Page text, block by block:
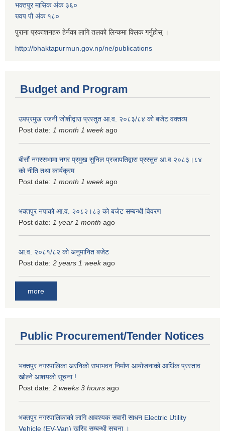
भक्तपुर मासिक अंक ३६०
ख्वप पौ अंक १८०
पुराना प्रकाशनहरु हेर्नका लागि तलको लिन्कमा क्लिक गर्नुहोस् ।
http://bhaktapurmun.gov.np/ne/publications
Budget and Program
उपप्रमुख रजनी जोशीद्वारा प्रस्तुत आ.व. २०८३/८४ को बजेट वक्तव्य
Post date: 1 month 1 weekago
बीसौं नगरसभामा नगर प्रमुख सुनिल प्रजापतिद्वारा प्रस्तुत आ.व‍ २०८३।८४
को नीति तथा कार्यक्रम
Post date: 1 month 1 weekago
भक्तपुर नपाको आ.व. २०८२।८३ को बजेट सम्बन्धी विवरण
Post date: 1 year 1 month ago
आ.व. २०८१/८२ को अनुमानित बजेट
Post date: 2 years 1 weekago
more
Public Procurement/Tender Notices
भक्तपुर नगरपालिका अरनिको सभाभवन निर्माण आयोजनाको आर्थिक प्रस्ताव
खोल्ने आशयको सूचना !
Post date: 2 weeks 3 hours ago
भक्तपुर नगरपालिकाकाे लागि आवश्यक सवारी साधन Electric Utility
Vehicle (EV-Van) खरिद सम्बन्धी सूचना ।